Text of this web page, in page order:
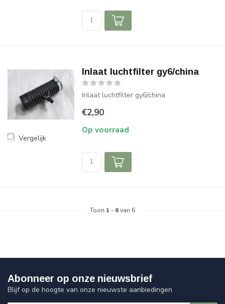
Vergelijk
Inlaat luchtfilter gy6/china
Inlaat luchtfilter gy6/china
€2,90
Op voorraad
Toon 1 - 6van 6
Abonneer op onze nieuwsbrief
Blijf op de hoogte van onze nieuwste aanbiedingen